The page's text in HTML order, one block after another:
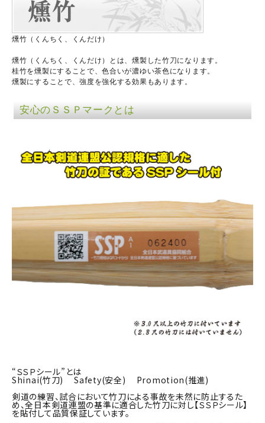
燻竹（くんちく、くんだけ）
燻竹（くんちく、くんだけ）とは、燻製した竹刀になります。
桂竹を燻製にすることで、色合いが濃ゆい茶色になります。
燻製にすることで、強度を強化する効果もあります。
安心のＳＳＰマークとは
“ＳＳＰシール”とは
Shinai(竹刀) Safety(安全) Promotion(推進)
剣道の練習、試合において竹刀による事故を未然に防止するた
め、全日本剣道連盟の基準に適合した竹刀に対し【ＳＳＰシール】
を貼付して品質保証しています。